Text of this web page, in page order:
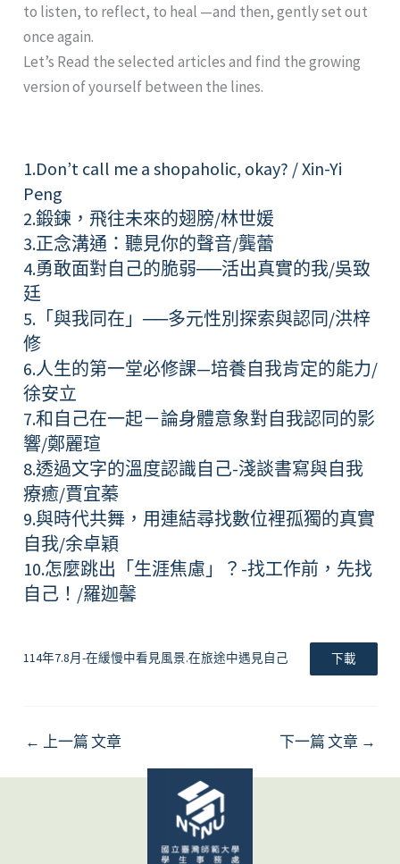
to listen, to reflect, to heal —and then, gently set out
once again.
Let’s Read the selected articles and find the growing
version of yourself between the lines.
1.Don’t call me a shopaholic, okay? / Xin-Yi
Peng
2.鍛鍊，飛往未來的翅膀/林世媛
3.正念溝通：聽見你的聲音/龔蕾
4.勇敢面對自己的脆弱──活出真實的我/吳致
廷
5.「與我同在」──多元性別探索與認同/洪梓
修
6.人生的第一堂必修課—培養自我肯定的能力/
徐安立
7.和自己在一起－論身體意象對自我認同的影
響/鄭麗瑄
8.透過文字的溫度認識自己-淺談書寫與自我
療癒/賈宜蓁
9.與時代共舞，用連結尋找數位裡孤獨的真實
自我/余卓穎
10.怎麼跳出「生涯焦慮」？-找工作前，先找
自己！/羅迦馨
114年7.8月-在緩慢中看見風景.在旅途中遇見自己 下載
← 上一篇 文章 下一篇 文章 →